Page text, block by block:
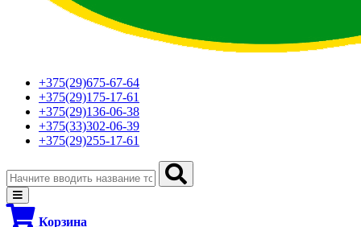
+375(29)675-67-64
+375(29)175-17-61
+375(29)136-06-38
+375(33)302-06-39
+375(29)255-17-61
Корзина